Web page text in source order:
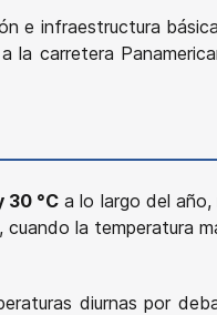
e infraestructura
carretera
30 °C a lo largo del año,
la temperatura
diurnas por